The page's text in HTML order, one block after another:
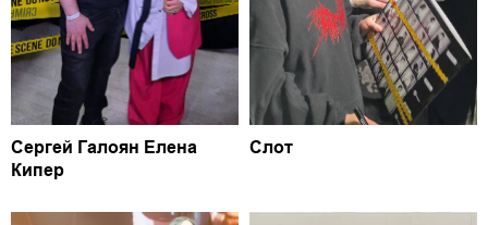
Сергей Галоян Елена
Кипер
Слот